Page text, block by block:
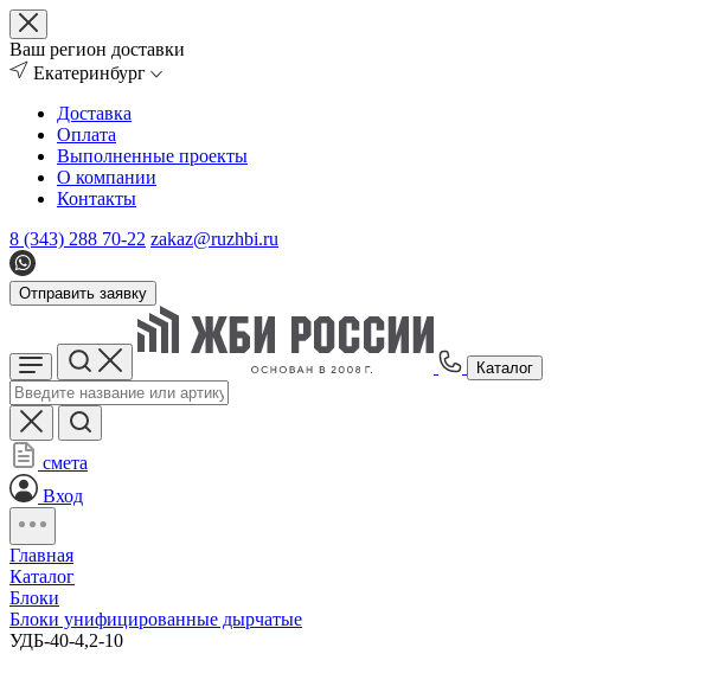
Ваш регион доставки
Екатеринбург
Доставка
Оплата
Выполненные проекты
О компании
Контакты
8 (343) 288 70-22 zakaz@ruzhbi.ru
Отправить заявку
Каталог
смета
Вход
Главная
Каталог
Блоки
Блоки унифицированные дырчатые
УДБ-40-4,2-10